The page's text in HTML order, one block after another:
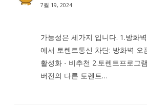
7월 19, 2024
가능성은 세가지 입니다. 1.방화
에서 토렌트통신 차단: 방화벽 오
활성화 - 비추천 2.토렌트프로그
버전의 다른 토렌트…